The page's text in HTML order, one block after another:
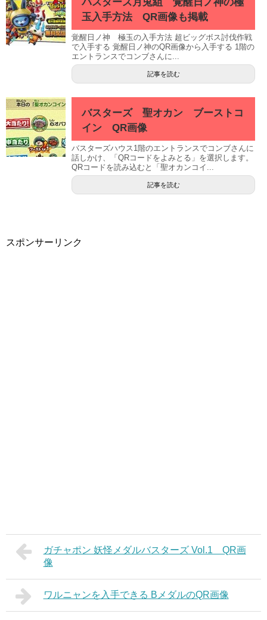
玉入手方法 QR画像も掲載
覚醒日ノ神 極玉の入手方法 超ビッグボス討伐作戦
で入手する 覚醒日ノ神のQR画像から入手する 1階の
エントランスでコンブさんに...
記事を読む
バスターズ 聖オカン ブーストコ
イン QR画像
バスターズハウス1階のエントランスでコンブさんに
話しかけ、「QRコードをよみとる」を選択します。
QRコードを読み込むと「聖オカンコイ...
記事を読む
スポンサーリンク
ガチャポン 妖怪メダルバスターズ Vol.1 QR画
像
ワルニャンを入手できる BメダルのQR画像